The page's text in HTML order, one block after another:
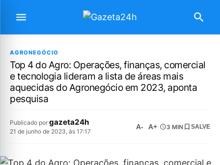
AGRONEGÓCIO
Top 4 do Agro: Operações, finanças, comercial
e tecnologia lideram a lista de áreas mais
aquecidas do Agronegócio em 2023, aponta
pesquisa
Publicado por gazeta24h
21 de junho de 2023, às 17:17
A- A+ 3 MIN SALVE